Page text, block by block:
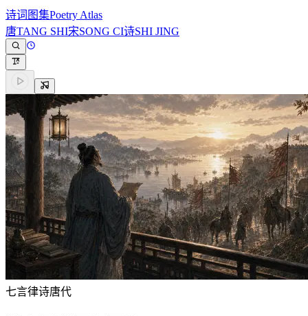
诗词图集Poetry Atlas
唐TANG SHI宋SONG CI诗SHI JING
七言律诗唐代